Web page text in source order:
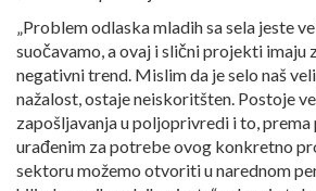
„Problem odlaska mladih sa sela jeste
suočavamo, a ovaj i slični projekti imaju
negativni trend. Mislim da je selo naš
nažalost, ostaje neiskoritšten. Postoje
zapošljavanja u poljoprivredi i to, prema
urađenim za potrebe ovog konkretno
sektoru možemo otvoriti u narednom